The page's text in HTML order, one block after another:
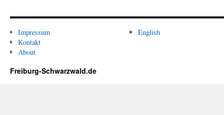
Impressum
Kontakt
About
English
Freiburg-Schwarzwald.de